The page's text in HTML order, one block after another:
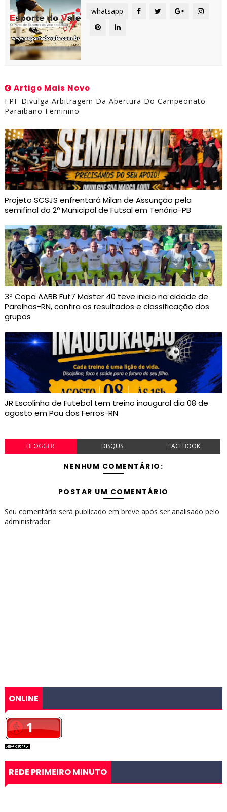
whatsapp
Artigo Mais Novo
FPF Divulga Arbitragem Da Abertura Do Campeonato
Paraibano Feminino
Projeto SCSJS enfrentará Milan de Assunção pela
semifinal do 2º Municipal de Futsal em Tenório-PB
3ª Copa AABB Fut7 Master 40 teve inicio na cidade de
Parelhas-RN, confira os resultados e classificação dos
grupos
JR Escolinha de Futebol tem treino inaugural dia 08 de
agosto em Pau dos Ferros-RN
BLOGGER DISQUS FACEBOOK
NENHUM COMENTÁRIO:
POSTAR UM COMENTÁRIO
Seu comentário será publicado em breve após ser analisado pelo
administrador
ONLINE
REDE PRIMEIRO MINUTO